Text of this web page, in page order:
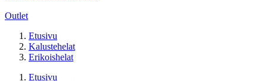
Outlet
Etusivu
Kalustehelat
Erikoishelat
Etusivu